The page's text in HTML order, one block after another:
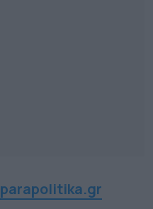
parapolitika.gr